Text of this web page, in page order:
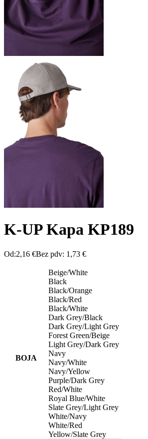
K-UP Kapa KP189
Od:2,16 €Bez pdv: 1,73 €
BOJA
Beige/White
Black
Black/Orange
Black/Red
Black/White
Dark Grey/Black
Dark Grey/Light Grey
Forest Green/Beige
Light Grey/Dark Grey
Navy
Navy/White
Navy/Yellow
Purple/Dark Grey
Red/White
Royal Blue/White
Slate Grey/Light Grey
White/Navy
White/Red
Yellow/Slate Grey